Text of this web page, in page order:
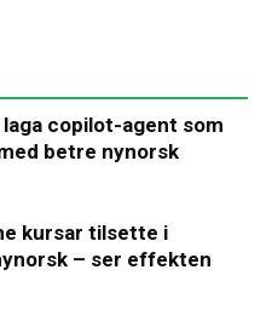
copilot-agent som
betre nynorsk
kursar tilsette i
– ser effekten